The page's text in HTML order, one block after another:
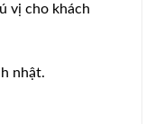
vị cho khách
nhật.